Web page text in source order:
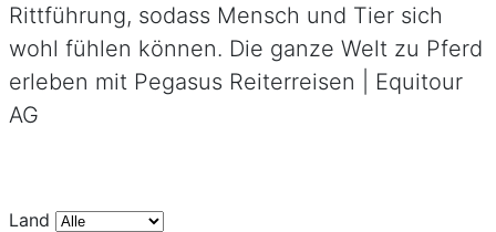
Rittführung, sodass Mensch und Tier sich
wohl fühlen können. Die ganze Welt zu Pferd
erleben mit Pegasus Reiterreisen | Equitour
AG
Land